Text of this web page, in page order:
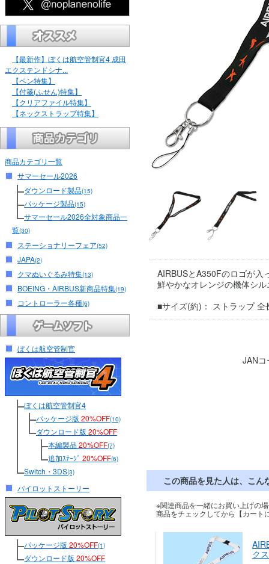
【最新作】ぼくは航空管制官4 成田
エクステンドシナ...
【ペン特集】
【付箋(ふせん)特集】
【クリアファイル特集】
【ネックストラップ特集】
商品カテゴリ一覧
サマーセール2026
ダウンロード製品(15)
パッケージ製品(15)
サマーセール2026全対象商品一
覧(30)
ステーショナリーフェア(52)
JAPA(2)
クマぬいぐるみ特集(13)
BOEING・AIRBUS新商品特集(19)
コントローラー各種(6)
ぼくは航空管制官
ぼくは航空管制官4
パッケージ版 20%OFF(10)
ダウンロード版 20%OFF
本編製品20%OFF(7)
追加ｽﾃｰｼﾞ 20%OFF(6)
Switch・3DS(3)
パイロットストーリー
パッケージ版 20%OFF(1)
ダウンロード版 20%OFF
AIRBUSとA350Fのロゴが入
鮮やかなオレンジの機体シ
■サイズ(約)： ストラップ
JAN
この商品を見た人は、こん
※関連商品を一緒にお買い上げの
商品をチェックしてから【カート
ク